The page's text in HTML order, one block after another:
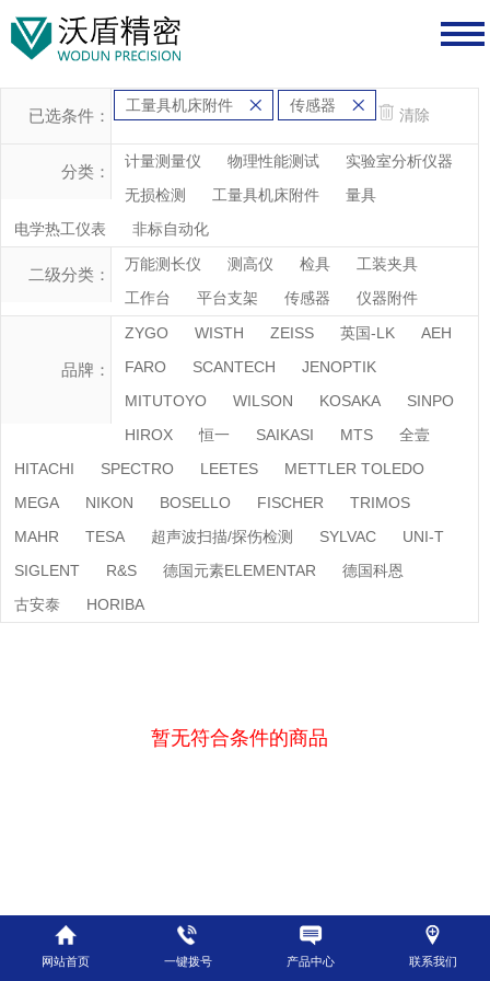
已选条件：
工量具机床附件 传感器
清除
分类：
计量测量仪 物理性能测试
实验室分析仪器
无损检测
工量具机床附件
量具
电学热工仪表
非标自动化
二级分类：
万能测长仪 测高仪 检具
工装夹具
工作台
平台支架 传感器 仪器附件
品牌：
ZYGO WISTH ZEISS 英国-LK
AEH
FARO
SCANTECH
JENOPTIK
MITUTOYO
WILSON KOSAKA
SINPO
HIROX
恒一 SAIKASI MTS
全壹
HITACHI
SPECTRO LEETES
METTLER TOLEDO
MEGA
NIKON BOSELLO FISCHER
TRIMOS
MAHR
TESA 超声波扫描/探伤检测 SYLVAC
UNI-T
SIGLENT
R&S 德国元素ELEMENTAR
德国科恩
古安泰
HORIBA
暂无符合条件的商品
网站首页 一键拨号 产品中心 联系我们